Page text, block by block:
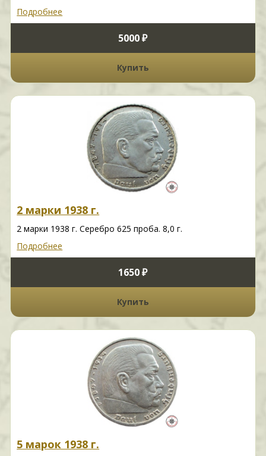
Подробнее
5000 ₽
Купить
2 марки 1938 г.
2 марки 1938 г. Серебро 625 проба. 8,0 г.
Подробнее
1650 ₽
Купить
5 марок 1938 г.